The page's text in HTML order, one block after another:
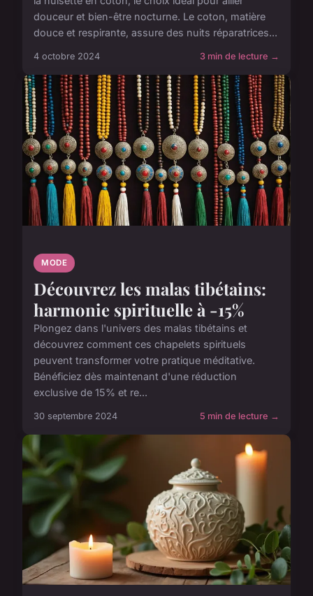
douceur et bien-être nocturne. Le coton, matière
douce et respirante, assure des nuits réparatrices...
4 octobre 2024 3 min de lecture →
MODE
Découvrez les malas tibétains:
harmonie spirituelle à -15%
Plongez dans l'univers des malas tibétains et
découvrez comment ces chapelets spirituels
peuvent transformer votre pratique méditative.
Bénéficiez dès maintenant d'une réduction
exclusive de 15% et re...
30 septembre 2024 5 min de lecture →